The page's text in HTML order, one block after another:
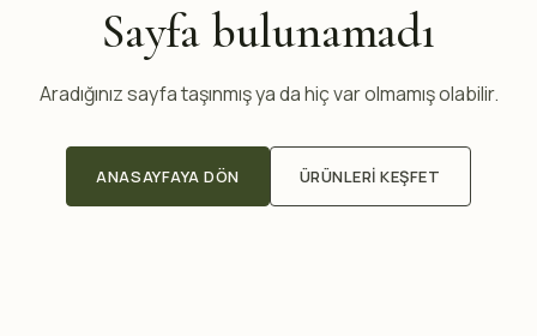
Sayfa bulunamadı
Aradığınız sayfa taşınmış ya da hiç var olmamış olabilir.
ANASAYFAYA DÖN ÜRÜNLERI KEŞFET